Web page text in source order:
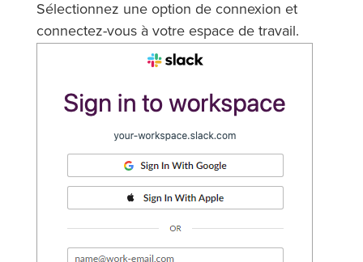
Sélectionnez une option de connexion et
connectez-vous à votre espace de travail.